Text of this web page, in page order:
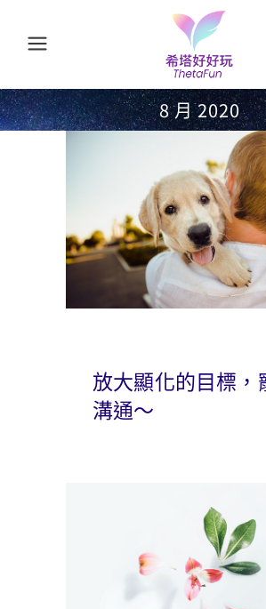
8 月 2020
放大顯化的目標，
溝通～